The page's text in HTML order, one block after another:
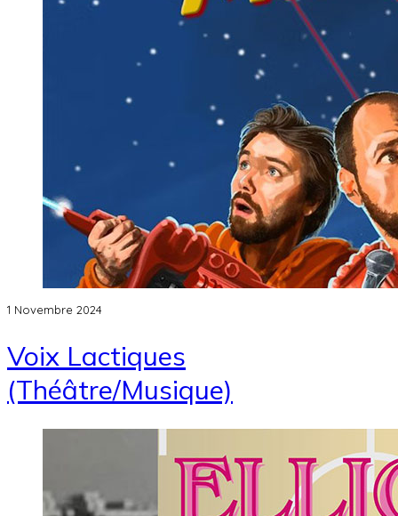
1 Novembre 2024
Voix Lactiques
(Théâtre/Musique)